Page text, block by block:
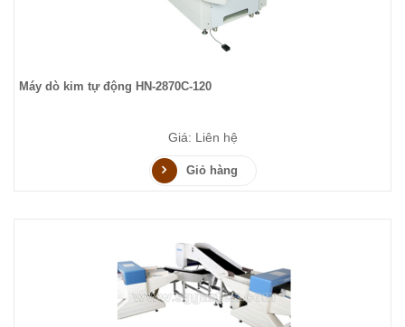
Máy dò kim tự động HN-2870C-120
Giá: Liên hệ
Giỏ hàng